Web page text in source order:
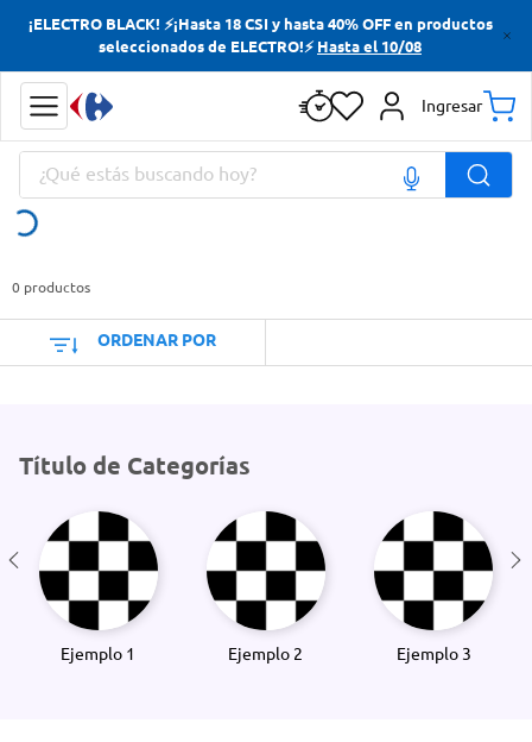
¡ELECTRO BLACK! ⚡¡Hasta 18 CSI y hasta 40% OFF en productos
seleccionados de ELECTRO!⚡ Hasta el 10/08
Ingresar
¿Qué estás buscando hoy?
0 productos
ORDENAR POR
Título de Categorías
Ejemplo 1 Ejemplo 2 Ejemplo 3
Términos más buscados
Yerba
Cerveza
Doves
Términos más buscados
Yerba
Cerveza
Doves
Jabon Tocador